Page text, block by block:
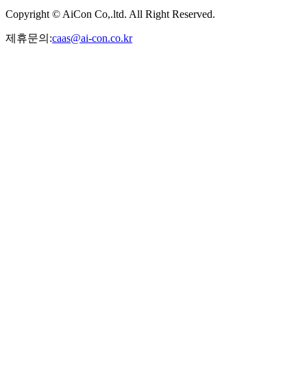
Copyright © AiCon Co,.ltd. All Right Reserved.
제휴문의:caas@ai-con.co.kr